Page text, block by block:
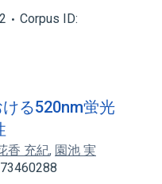
Corpus ID:
る520nm蛍光
香 充紀, 園池 実